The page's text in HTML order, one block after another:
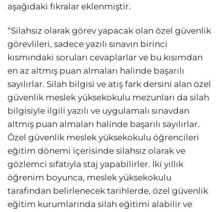
ÖZEL GÜVENLİK HİZMETLERİNE DAİR
KANUNUN UYGULANMASINA
İLİŞKİN YÖNETMELİKTE DEĞİŞİKLİK
YAPILMASINA
aşağıdaki fıkralar eklenmiştir.
“Silahsız olarak görev yapacak olan özel güvenlik
görevlileri, sadece yazılı sınavın birinci
kısmındaki soruları cevaplarlar ve bu kısımdan
en az altmış puan almaları halinde başarılı
sayılırlar. Silah bilgisi ve atış fark dersini alan özel
güvenlik meslek yüksekokulu mezunları da silah
bilgisiyle ilgili yazılı ve uygulamalı sınavdan
altmış puan almaları halinde başarılı sayılırlar.
Özel güvenlik meslek yüksekokulu öğrencileri
eğitim dönemi içerisinde silahsız olarak ve
gözlemci sıfatıyla staj yapabilirler. İki yıllık
öğrenim boyunca, meslek yüksekokulu
tarafından belirlenecek tarihlerde, özel güvenlik
eğitim kurumlarında silah eğitimi alabilir ve